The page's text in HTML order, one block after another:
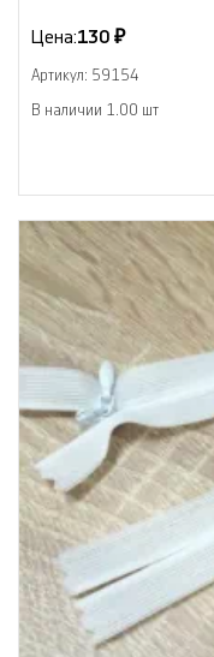
Цена:130 ₽
Артикул: 59154
В наличии 1.00 шт